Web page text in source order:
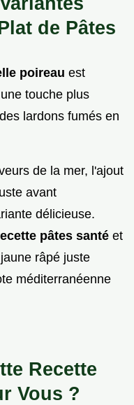
de Pâtes
poireau est
touche plus
lardons fumés en
de la mer, l'ajout
avant
délicieuse.
pâtes santé et
râpé juste
méditerranéenne
Recette
Vous ?